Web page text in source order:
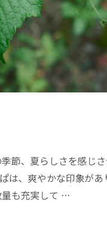
節、夏らしさを感じ
は、爽やかな印象があ
量も充実して …